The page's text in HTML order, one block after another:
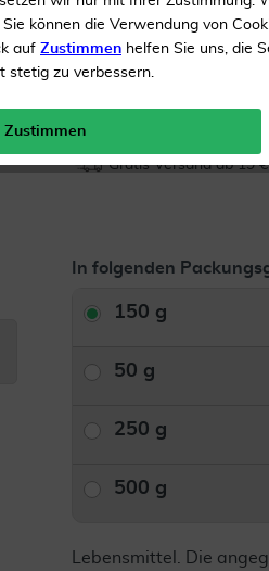
Inhalt150 g Pastillen
Gratis Versand ab 19 €
In folgenden
150 g
50 g
250 g
500 g
Lebensmittel. Die
Sie können die Verwendung von
auf Zustimmen helfen Sie uns, die
stetig zu verbessern.
Zustimmen